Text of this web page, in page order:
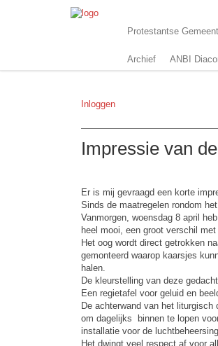
Protestantse
Archief ANBI
Inloggen
Impressie van
Er is mij gevraagd een korte
Sinds de maatregelen rondom
Vanmorgen, woensdag 8 april
heel mooi, een groot verschil
Het oog wordt direct getrokken
gemonteerd waarop kaarsjes
halen.
De kleurstelling van deze
Een regietafel voor geluid en
De achterwand van het liturgisch
om dagelijks binnen te lopen
installatie voor de
Het dwingt veel respect af voor